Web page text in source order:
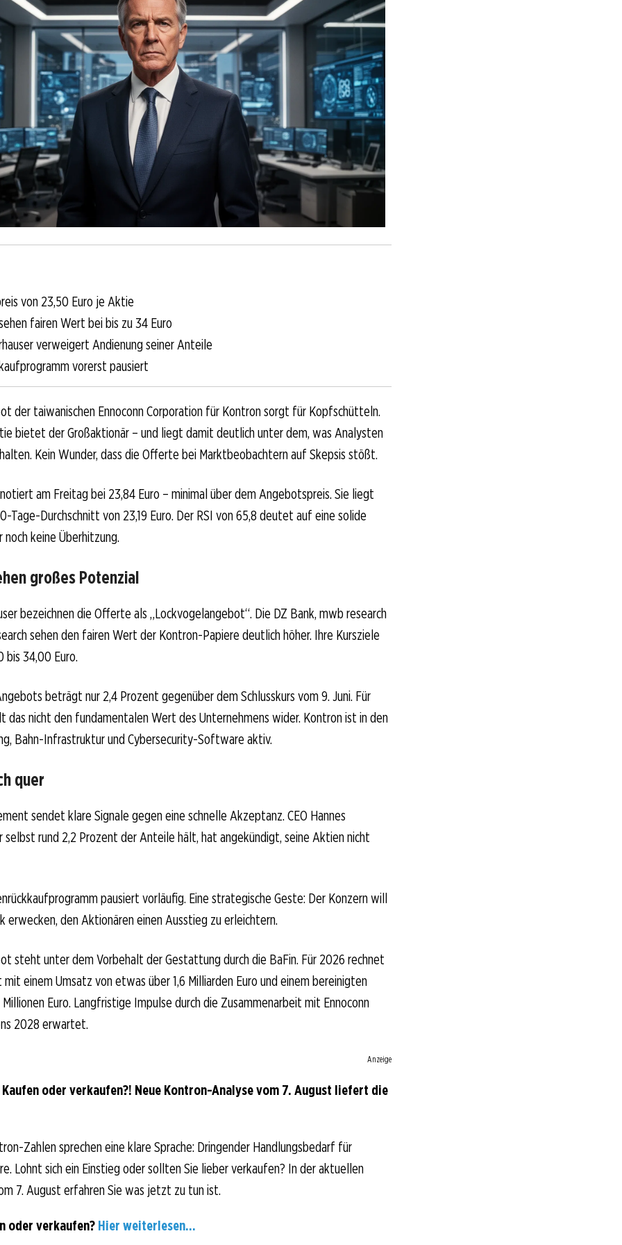
von 23,50 Euro je Aktie
fairen Wert bei bis zu 34 Euro
verweigert Andienung seiner Anteile
vorerst pausiert
der taiwanischen Ennoconn Corporation für Kontron sorgt für Kopfschütteln.
bietet der Großaktionär – und liegt damit deutlich unter dem, was Analysten
Kein Wunder, dass die Offerte bei Marktbeobachtern auf Skepsis stößt.
am Freitag bei 23,84 Euro – minimal über dem Angebotspreis. Sie liegt
Tage-Durchschnitt von 23,19 Euro. Der RSI von 65,8 deutet auf eine solide
noch keine Überhitzung.
großes Potenzial
bezeichnen die Offerte als „Lockvogelangebot“. Die DZ Bank, mwb research
sehen den fairen Wert der Kontron-Papiere deutlich höher. Ihre Kursziele
bis 34,00 Euro.
beträgt nur 2,4 Prozent gegenüber dem Schlusskurs vom 9. Juni. Für
das nicht den fundamentalen Wert des Unternehmens wider. Kontron ist in den
Bahn-Infrastruktur und Cybersecurity-Software aktiv.
quer
sendet klare Signale gegen eine schnelle Akzeptanz. CEO Hannes
selbst rund 2,2 Prozent der Anteile hält, hat angekündigt, seine Aktien nicht
pausiert vorläufig. Eine strategische Geste: Der Konzern will
erwecken, den Aktionären einen Ausstieg zu erleichtern.
steht unter dem Vorbehalt der Gestattung durch die BaFin. Für 2026 rechnet
mit einem Umsatz von etwas über 1,6 Milliarden Euro und einem bereinigten
Euro. Langfristige Impulse durch die Zusammenarbeit mit Ennoconn
2028 erwartet.
Anzeige
oder verkaufen?! Neue Kontron-Analyse vom 7. August liefert die
Zahlen sprechen eine klare Sprache: Dringender Handlungsbedarf für
Lohnt sich ein Einstieg oder sollten Sie lieber verkaufen? In der aktuellen
7. August erfahren Sie was jetzt zu tun ist.
oder verkaufen? Hier weiterlesen...